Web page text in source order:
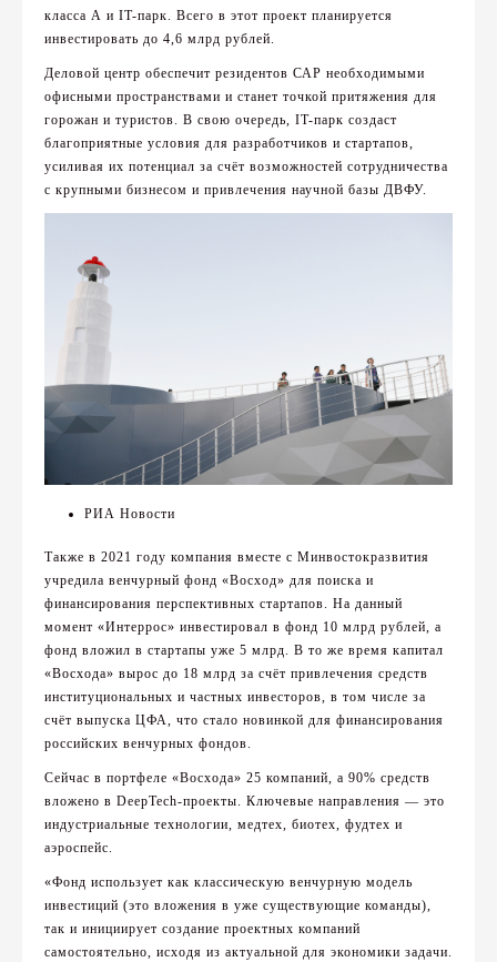
класса А и IT-парк. Всего в этот проект планируется
инвестировать до 4,6 млрд рублей.
Деловой центр обеспечит резидентов САР необходимыми
офисными пространствами и станет точкой притяжения для
горожан и туристов. В свою очередь, IT-парк создаст
благоприятные условия для разработчиков и стартапов,
усиливая их потенциал за счёт возможностей сотрудничества
с крупными бизнесом и привлечения научной базы ДВФУ.
РИА Новости
Также в 2021 году компания вместе с Минвостокразвития
учредила венчурный фонд «Восход» для поиска и
финансирования перспективных стартапов. На данный
момент «Интеррос» инвестировал в фонд 10 млрд рублей, а
фонд вложил в стартапы уже 5 млрд. В то же время капитал
«Восхода» вырос до 18 млрд за счёт привлечения средств
институциональных и частных инвесторов, в том числе за
счёт выпуска ЦФА, что стало новинкой для финансирования
российских венчурных фондов.
Сейчас в портфеле «Восхода» 25 компаний, а 90% средств
вложено в DeepTech-проекты. Ключевые направления — это
индустриальные технологии, медтех, биотех, фудтех и
аэроспейс.
«Фонд использует как классическую венчурную модель
инвестиций (это вложения в уже существующие команды),
так и инициирует создание проектных компаний
самостоятельно, исходя из актуальной для экономики задачи.